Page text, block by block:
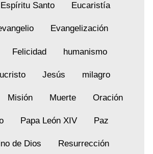
Espíritu Santo Eucaristía
Evangelización
Felicidad humanismo
Jesús milagro
Misión Muerte Oración
Papa León XIV Paz
de Dios Resurrección